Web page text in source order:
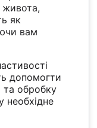
як
вам
допомогти
та обробку
необхідне